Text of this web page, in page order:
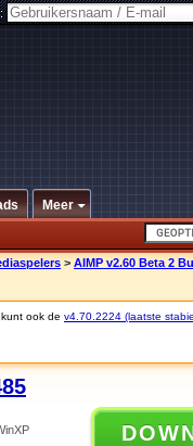
Meer
> AIMP v2.60 Beta 2
ook de v4.70.2224 (laatste